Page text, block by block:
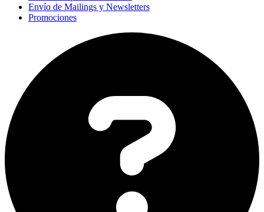
Envío de Mailings y Newsletters
Promociones